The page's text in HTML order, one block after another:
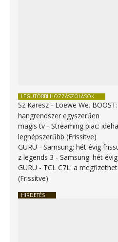
LEGUTÓBBI HOZZÁSZÓLÁSOK
Sz Karesz - Loewe We.
hangrendszer egyszerűen
magis tv -Streaming piac:
legnépszerűbb (Frissítve)
GURU -Samsung: hét évig
z legends 3 -Samsung: hét
GURU - TCL C7L: a
(Frissítve)
HIRDETÉS